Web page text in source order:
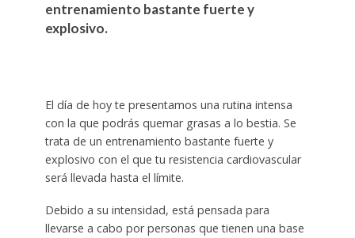
entrenamiento bastante fuerte y
explosivo.
El día de hoy te presentamos una rutina intensa
con la que podrás quemar grasas a lo bestia. Se
trata de un entrenamiento bastante fuerte y
explosivo con el que tu resistencia cardiovascular
será llevada hasta el límite.
Debido a su intensidad, está pensada para
llevarse a cabo por personas que tienen una base